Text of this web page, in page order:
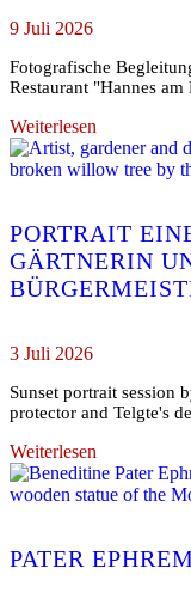
9 Juli 2026
Fotografische
Restaurant "Hannes
Weiterlesen
PORTRAIT
GÄRTNERIN
3 Juli 2026
Sunset portrait session
protector and Telgte's
Weiterlesen
PATER